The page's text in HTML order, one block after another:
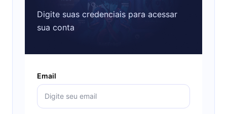
Digite suas credenciais para acessar
sua conta
Email